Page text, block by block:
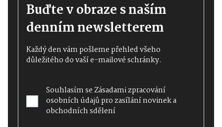
Buďte v obraze s naším
denním newsletterem
Každý den vám pošleme přehled všeho
důležitého do vaší e-mailové schránky.
Souhlasím seZásadami zpracování
osobních údajůpro zasílání novinek a
obchodních sdělení